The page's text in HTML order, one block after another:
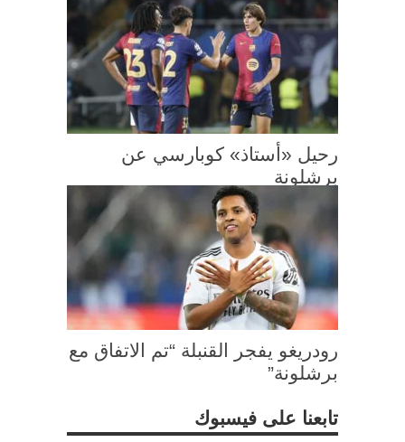
رحيل «أستاذ» كوبارسي عن
برشلونة
رودريغو يفجر القنبلة “تم الاتفاق مع
برشلونة”
تابعنا على فيسبوك